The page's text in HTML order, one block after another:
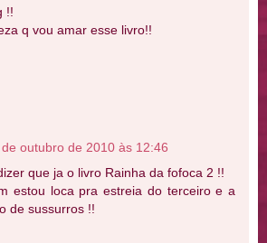
!!
q vou amar esse livro!!
de outubro de 2010 às 12:46
que ja o livro Rainha da fofoca 2 !!
estou loca pra estreia do terceiro e a
de sussurros !!